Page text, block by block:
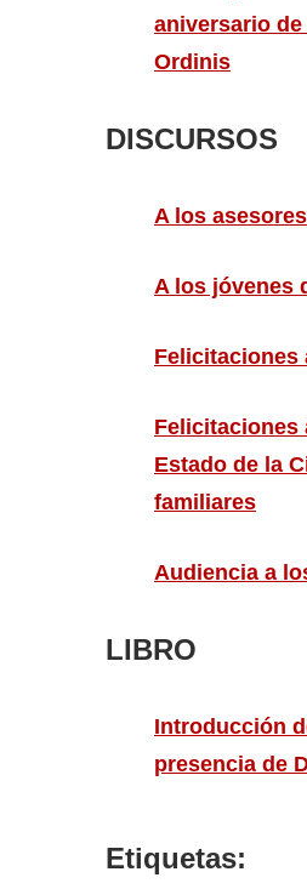
aniversario
Ordinis
DISCURSOS
A los
A los jóvenes
Felicitaciones
Felicitaciones
Estado de la
familiares
Audiencia a
LIBRO
Introducción
presencia de
Etiquetas: